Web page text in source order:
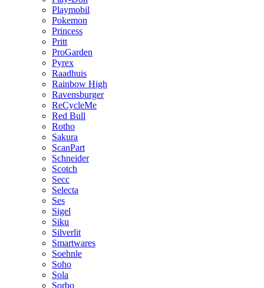
Playmobil
Pokemon
Princess
Pritt
ProGarden
Pyrex
Raadhuis
Rainbow High
Ravensburger
ReCycleMe
Red Bull
Rotho
Sakura
ScanPart
Schneider
Scotch
Secc
Selecta
Ses
Sigel
Siku
Silverlit
Smartwares
Soehnle
Soho
Sola
Sorbo